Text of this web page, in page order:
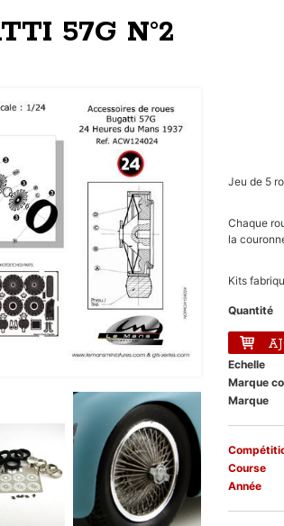
57G N°2
Jeu de 5
Chaque
la
Kits
Quantité
Echelle
Marque
Marque
Course
Année